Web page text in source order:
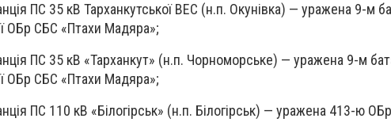
ПС 35 кВ Тарханкутської ВЕС (н.п. Окунівка) — уражена 9-м
ОБр СБС «Птахи Мадяра»;
ПС 35 кВ «Тарханкут» (н.п. Чорноморське) — уражена 9-м
ОБр СБС «Птахи Мадяра»;
ПС 110 кВ «Білогірськ» (н.п. Білогірськ) — уражена 413-ю